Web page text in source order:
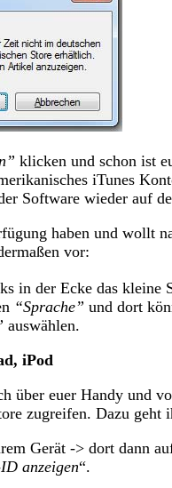
klicken und schon ist
iTunes
Software wieder auf
haben und wollt
vor:
in der Ecke das kleine
“Sprache” und dort
auswählen.
iPod
über euer Handy und
zugreifen. Dazu geht
Gerät -> dort dann
anzeigen“.